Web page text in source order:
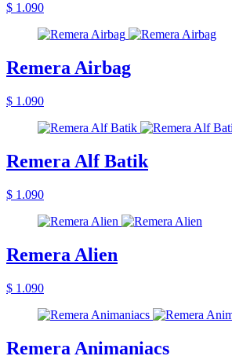
$ 1.090
Remera Airbag
$ 1.090
Remera Alf Batik
$ 1.090
Remera Alien
$ 1.090
Remera Animaniacs